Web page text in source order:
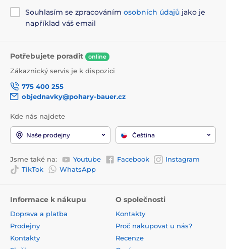
Souhlasím se zpracováním osobních údajů jako je
například váš email
Potřebujete poradit online
Zákaznický servis je k dispozici
775 400 255
objednavky@pohary-bauer.cz
Kde nás najdete
Naše prodejny Čeština
Jsme také na: Youtube Facebook
Instagram
TikTok
WhatsApp
Informace k nákupu
Doprava a platba
Prodejny
Kontakty
O společnosti
Kontakty
Proč nakupovat u nás?
Recenze